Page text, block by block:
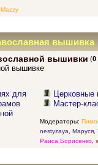
Mazzy
вышивка
вышивки (0
вышивке
для
Церковные
Мастер-
Модераторы:
nestyzaya
Маруся,
Раиса Борисенко,